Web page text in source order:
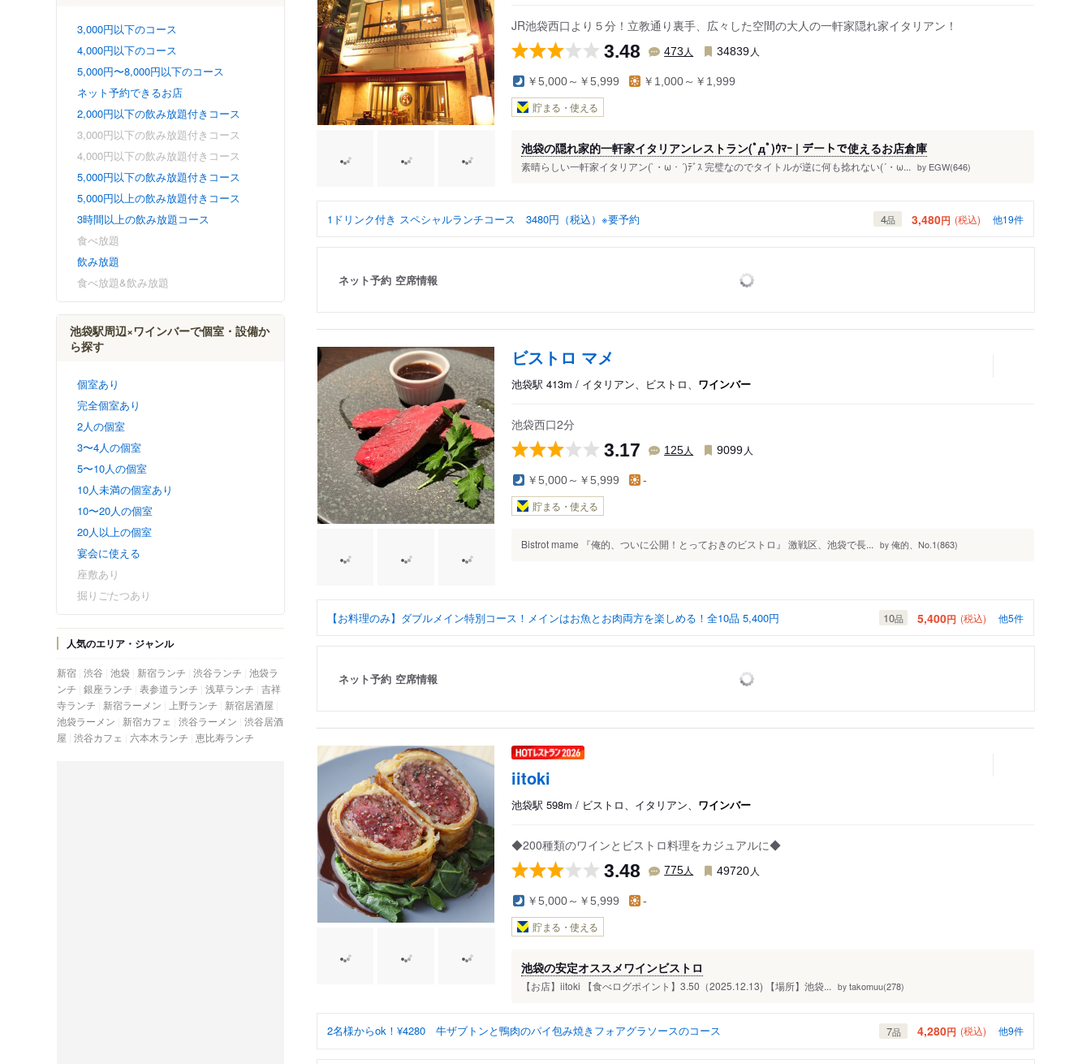
3,000円以下のコース
4,000円以下のコース
5,000円〜8,000円以下のコース
ネット予約できるお店
2,000円以下の飲み放題付きコース
3,000円以下の飲み放題付きコース
4,000円以下の飲み放題付きコース
5,000円以下の飲み放題付きコース
5,000円以上の飲み放題付きコース
3時間以上の飲み放題コース
食べ放題
飲み放題
食べ放題&飲み放題
池袋駅周辺×ワインバーで個室・設備か
ら探す
個室あり
完全個室あり
2人の個室
3〜4人の個室
5〜10人の個室
10人未満の個室あり
10〜20人の個室
20人以上の個室
宴会に使える
座敷あり
掘りごたつあり
人気のエリア・ジャンル
新宿 渋谷 池袋 新宿ランチ 渋谷ランチ 池袋ラ
ンチ 銀座ランチ 表参道ランチ 浅草ランチ 吉祥
寺ランチ
新宿ラーメン 上野ランチ
新宿居酒屋
池袋ラーメン
新宿カフェ 渋谷ラーメン 渋谷居酒
屋 渋谷カフェ 六本木ランチ 恵比寿ランチ
JR池袋西口より５分！立教通り裏手、広々した空間の大人の一軒家隠れ家イタリアン！
3.48 473 人 34839 人
￥5,000～￥5,999 ￥1,000～￥1,999
貯まる・使える
池袋の隠れ家的一軒家イタリアンレストラン(ﾟдﾟ)ｳﾏｰ | デートで使えるお店倉庫
素晴らしい一軒家イタリアン(`・ω・´)ﾃﾞｽ 完璧なのでタイトルが逆に何も捻れない(´・ω... by EGW(646)
1ドリンク付き スペシャルランチコース 3480円（税込）※要予約 4品 3,480円 (税込) 他19件
ネット予約 空席情報
ビストロ マメ
池袋駅 413m / イタリアン、ビストロ、 ワインバー
池袋西口2分
3.17 125人 9099 人
￥5,000～￥5,999 -
貯まる・使える
Bistrot mame 『俺的、ついに公開！とっておきのビストロ』 激戦区、池袋で長... by 俺的、No.1(863)
【お料理のみ】ダブルメイン特別コース！メインはお魚とお肉両方を楽しめる！全10品 5,400円 10品 5,400円 (税込) 他5件
ネット予約 空席情報
iitoki
池袋駅 598m / ビストロ、イタリアン、 ワインバー
◆200種類のワインとビストロ料理をカジュアルに◆
3.48 775人 49720 人
￥5,000～￥5,999 -
貯まる・使える
池袋の安定オススメワインビストロ
【お店】iitoki 【食べログポイント】3.50（2025.12.13) 【場所】池袋... by takomuu(278)
2名様からok！¥4280 牛ザブトンと鴨肉のパイ包み焼きフォアグラソースのコース 7品 4,280円 (税込) 他9件